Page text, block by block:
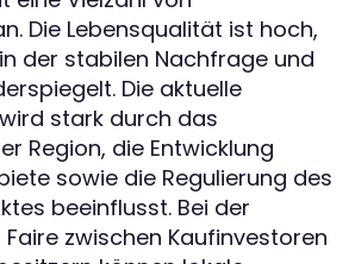
Die Lebensqualität ist hoch,
der stabilen Nachfrage und
Die aktuelle
stark durch das
Region, die Entwicklung
sowie die Regulierung des
beeinflusst. Bei der
zwischen Kaufinvestoren